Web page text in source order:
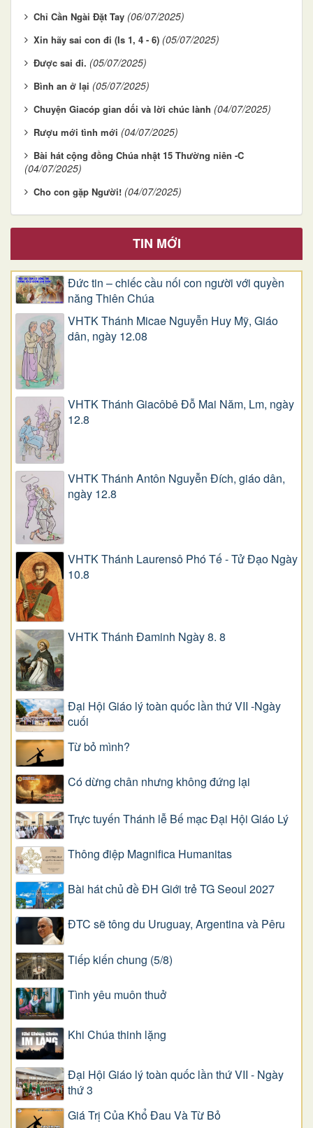
Chỉ Cần Ngài Đặt Tay (06/07/2025)
Xin hãy sai con đi (Is 1, 4 - 6) (05/07/2025)
Được sai đi. (05/07/2025)
Bình an ở lại (05/07/2025)
Chuyện Giacóp gian dối và lời chúc lành (04/07/2025)
Rượu mới tình mới (04/07/2025)
Bài hát cộng đồng Chúa nhật 15 Thường niên -C
(04/07/2025)
Cho con gặp Người! (04/07/2025)
TIN MỚI
Đức tin – chiếc cầu nối con người với quyền
năng Thiên Chúa
VHTK Thánh Micae Nguyễn Huy Mỹ, Giáo
dân, ngày 12.08
VHTK Thánh Giacôbê Ðỗ Mai Năm, Lm, ngày
12.8
VHTK Thánh Antôn Nguyễn Ðích, giáo dân,
ngày 12.8
VHTK Thánh Laurensô Phó Tế - Tử Đạo Ngày
10.8
VHTK Thánh Đaminh Ngày 8. 8
Đại Hội Giáo lý toàn quốc lần thứ VII -Ngày
cuối
Từ bỏ mình?
Có dừng chân nhưng không đứng lại
Trực tuyến Thánh lễ Bế mạc Đại Hội Giáo Lý
Thông điệp Magnifica Humanitas
Bài hát chủ đề ĐH Giới trẻ TG Seoul 2027
ĐTC sẽ tông du Uruguay, Argentina và Pêru
Tiếp kiến chung (5/8)
Tình yêu muôn thuở
Khi Chúa thinh lặng
Đại Hội Giáo lý toàn quốc lần thứ VII - Ngày
thứ 3
Giá Trị Của Khổ Ðau Và Từ Bỏ